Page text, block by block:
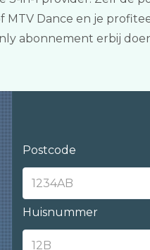
MTV Dance en je
abonnement erbij
Postcode
Huisnummer